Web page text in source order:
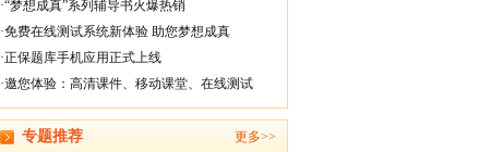
·“梦想成真”系列辅导书火爆热销
·免费在线测试系统新体验 助您梦想成真
·正保题库手机应用正式上线
·邀您体验：高清课件、移动课堂、在线测试
专题推荐 更多>>
1、凡本网注明“来源：建设工程教育
网”的所有作品，版权均属建设工程教育网所
以其他方式使用；已经本网授权的，应在授